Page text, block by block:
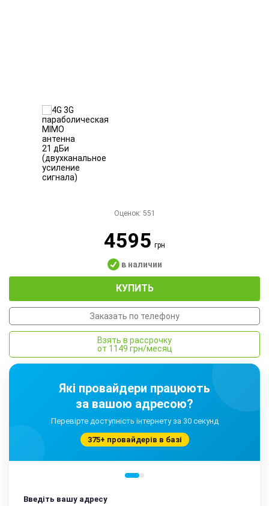
Оценок: 551
4595грн
в наличии
КУПИТЬ
Заказать по телефону
Взять в рассрочку
от 1149 грн/месяц
Які провайдери працюють
за вашою адресою?
Перевірте доступність інтернету за 30 секунд
375+ провайдерів в базі
Введіть вашу адресу